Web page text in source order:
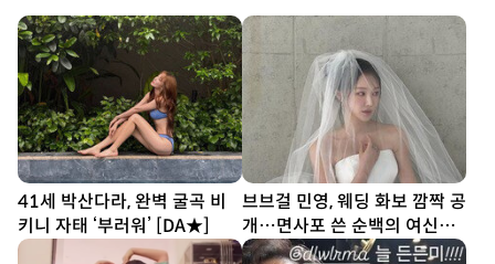
41세 박산다라, 완벽 굴곡 비
키니 자태 ‘부러워’ [DA★]
브브걸 민영, 웨딩 화보 깜짝 공
개…면사포 쓴 순백의 여신
[DA★]